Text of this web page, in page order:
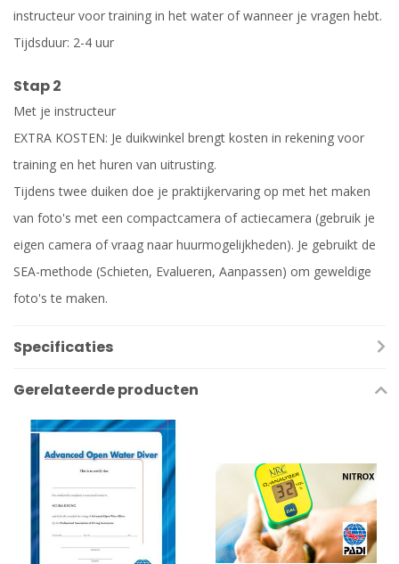
instructeur voor training in het water of wanneer je vragen hebt.
Tijdsduur: 2-4 uur
Stap 2
Met je instructeur
EXTRA KOSTEN: Je duikwinkel brengt kosten in rekening voor
training en het huren van uitrusting.
Tijdens twee duiken doe je praktijkervaring op met het maken
van foto's met een compactcamera of actiecamera (gebruik je
eigen camera of vraag naar huurmogelijkheden). Je gebruikt de
SEA-methode (Schieten, Evalueren, Aanpassen) om geweldige
foto's te maken.
Specificaties
Gerelateerde producten